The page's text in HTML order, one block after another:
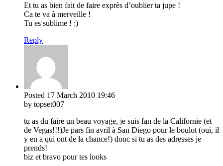
Et tu as bien fait de faire exprès d’oublier ta jupe !
Ca te va à merveille !
Tu es sublime ! :)
Reply
Posted 17 March 2010 19:46
by topset007
tu as du faire un beau voyage, je suis fan de la Californie (et
de Vegas!!!)Je pars fin avril à San Diego pour le boulot (oui, il
y en a qui ont de la chance!) donc si tu as des adresses je
prends!
biz et bravo pour tes looks